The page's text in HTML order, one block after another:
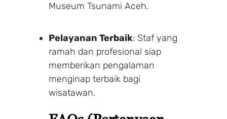
Museum Tsunami Aceh.
Pelayanan Terbaik: Staf yang
ramah dan profesional siap
memberikan pengalaman
menginap terbaik bagi
wisatawan.